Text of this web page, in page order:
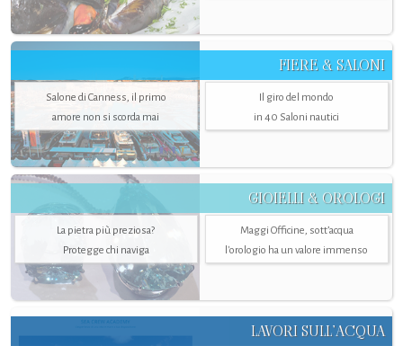
FIERE & SALONI
Salone di Canness, il primo
amore non si scorda mai
Il giro del mondo
in 40 Saloni nautici
GIOIELLI & OROLOGI
La pietra più preziosa?
Protegge chi naviga
Maggi Officine, sott’acqua
l'orologio ha un valore immenso
LAVORI SULL’ACQUA